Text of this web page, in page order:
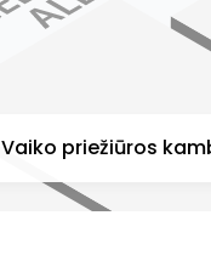
Vaiko priežiūros